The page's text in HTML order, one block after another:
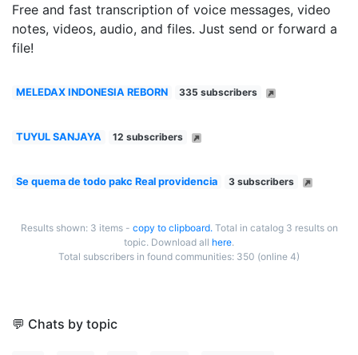
Free and fast transcription of voice messages, video
notes, videos, audio, and files. Just send or forward a
file!
MELEDAX INDONESIA REBORN 335 subscribers
TUYUL SANJAYA 12 subscribers
Se quema de todo pakc Real providencia 3 subscribers
Results shown: 3 items - copy to clipboard. Total in catalog 3 results on
topic. Download all here.
Total subscribers in found communities: 350 (online 4)
💬 Chats by topic